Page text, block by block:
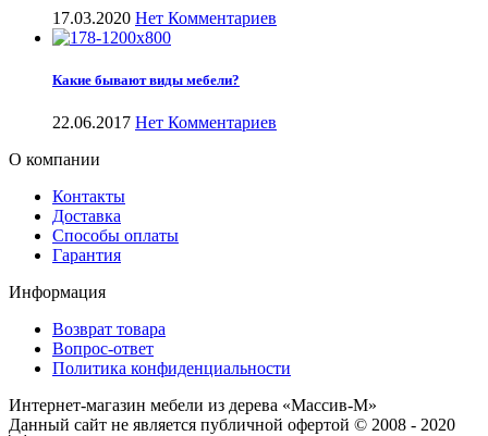
17.03.2020 Нет Комментариев
Какие бывают виды мебели?
22.06.2017 Нет Комментариев
О компании
Контакты
Доставка
Способы оплаты
Гарантия
Информация
Возврат товара
Вопрос-ответ
Политика конфиденциальности
Интернет-магазин мебели из дерева «Массив-М»
Данный сайт не является публичной офертой © 2008 - 2020